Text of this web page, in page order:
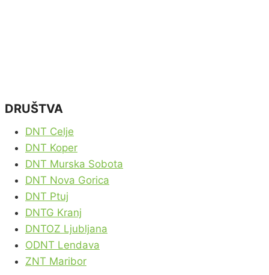
DRUŠTVA
DNT Celje
DNT Koper
DNT Murska Sobota
DNT Nova Gorica
DNT Ptuj
DNTG Kranj
DNTOZ Ljubljana
ODNT Lendava
ZNT Maribor